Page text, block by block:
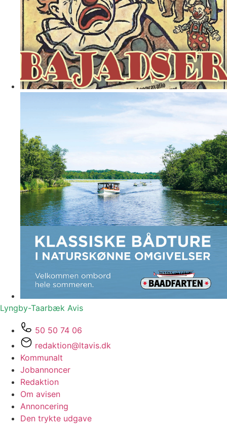
Lyngby-Taarbæk Avis
50 50 74 06
redaktion@ltavis.dk
Kommunalt
Jobannoncer
Redaktion
Om avisen
Annoncering
Den trykte udgave